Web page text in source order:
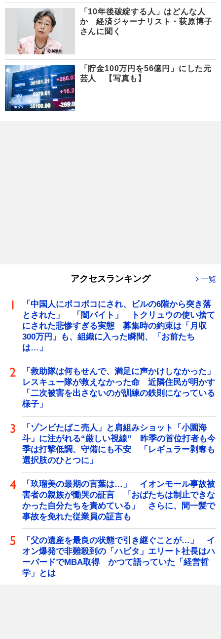
「10年後破綻する人」はどんな人
か 経済ジャーナリスト・荻原博子
さんに聞く
「貯金100万円を56億円」にした元
芸人 【写真も】
アクセスランキング 一覧
「中国人にボコボコにされ、ビルの6階から突き落
とされた」 「闇バイト」 トクリュウの使い捨て
にされた悲惨すぎる実態 募集時の約束は「月収
300万円」も、組織に入った瞬間、「お前たち
は…」
「救助隊は何もせんで、満足に声かけしなかった」
レスキュー隊が救えなかった命 近隣住民が明かす
「二次被害を出さないのが訓練の鉄則になっている
様子」
「ゾンビたばこ売人」と肩組みショット「小園海
斗」に注がれる“厳しい視線” 昨季の首位打者も今
季は打撃低調、守備にも不安 「レギュラー剥奪も
選択肢のひとつに」
「玖瑠美の最期の言葉は…」 イオンモール事故被
害者の親族が慟哭の証言 「おばたちは制止できな
かった自分たちを責めている」 さらに、間一髪で
事故を免れた従業員の証言も
「父の遺産を最良の状態で引き継ぐことが…」 イ
オン爆発で非難殺到の「ハビタ」エリート社長はハ
ーバードでMBA取得 かつて語っていた「経営哲
学」とは